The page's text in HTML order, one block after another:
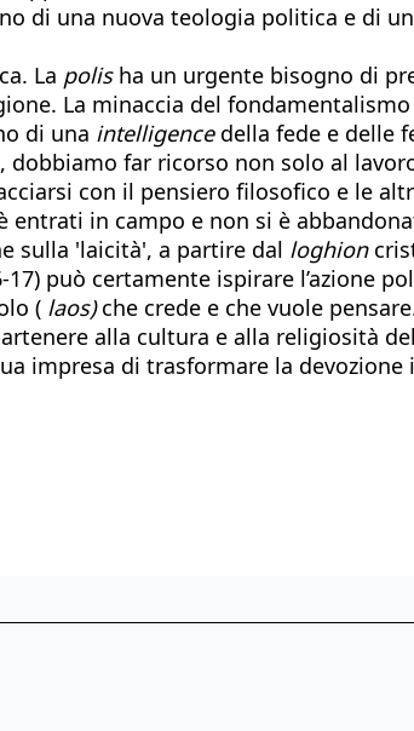
di una nuova teologia politica e di
La polisha un urgente bisogno di
La minaccia del
di una intelligencedella fede e delle
far ricorso non solo al
con il pensiero filosofico e le
in campo e non si è
sulla 'laicità', a partire dal loghion
può certamente ispirare l’azione
( laos)che crede e che vuole
alla cultura e alla religiosità
impresa di trasformare la